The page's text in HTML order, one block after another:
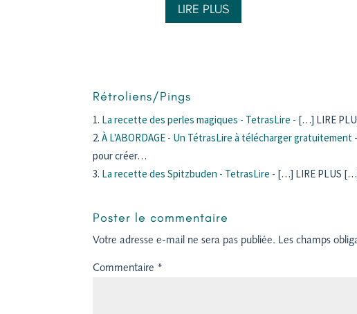
LIRE PLUS
Rétroliens/Pings
La recette des perles magiques - TetrasLire - […] LIRE
À L'ABORDAGE - Un TétrasLire à télécharger gratuitement
pour créer…
La recette des Spitzbuden - TetrasLire - […] LIRE PLUS
Poster le commentaire
Votre adresse e-mail ne sera pas publiée. Les champs
Commentaire *